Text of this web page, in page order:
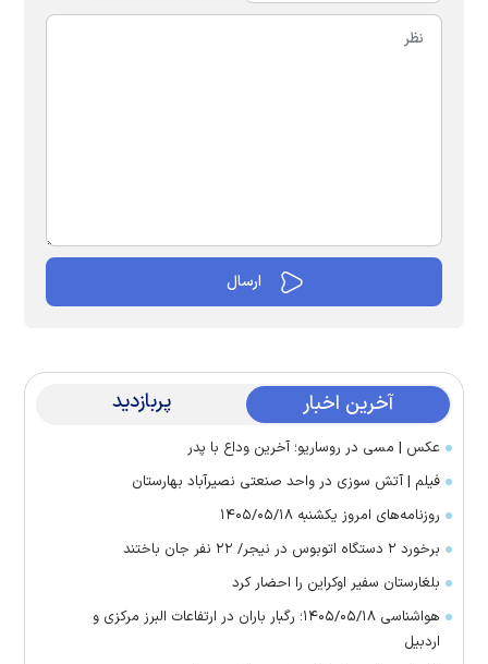
آخرین اخبار پربازدید
عکس | مسی در روساریو؛ آخرین وداع با پدر
فیلم | آتش سوزی در واحد صنعتی نصیرآباد بهارستان
روزنامه‌های امروز یکشنبه ۱۴۰۵/۰۵/۱۸
برخورد ۲ دستگاه اتوبوس در نیجر/ ۲۲ نفر جان باختند
بلغارستان سفیر اوکراین را احضار کرد
هواشناسی ۱۴۰۵/۰۵/۱۸؛ رگبار باران در ارتفاعات البرز مرکزی و
اردبیل